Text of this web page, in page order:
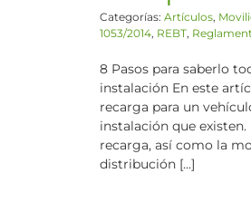
Categorías: Artículos,
1053/2014, REBT,
8 Pasos para saberlo
instalación En este
recarga para un
instalación que
recarga, así como la
distribución [...]